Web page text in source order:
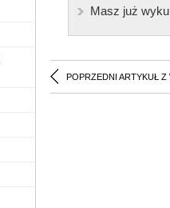
Masz już
POPRZEDNI ARTYKUŁ Z